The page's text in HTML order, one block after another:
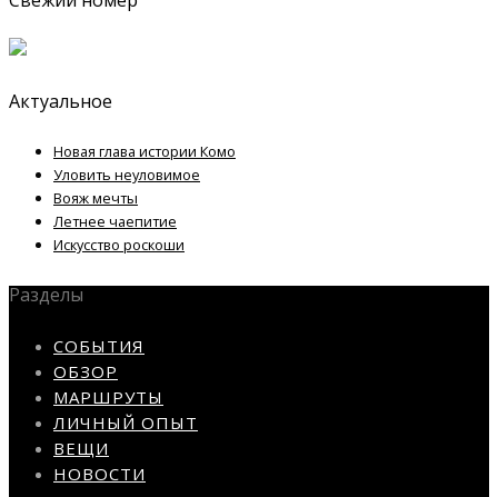
Актуальное
Новая глава истории Комо
Уловить неуловимое
Вояж мечты
Летнее чаепитие
Искусство роскоши
Разделы
СОБЫТИЯ
ОБЗОР
МАРШРУТЫ
ЛИЧНЫЙ ОПЫТ
ВЕЩИ
НОВОСТИ